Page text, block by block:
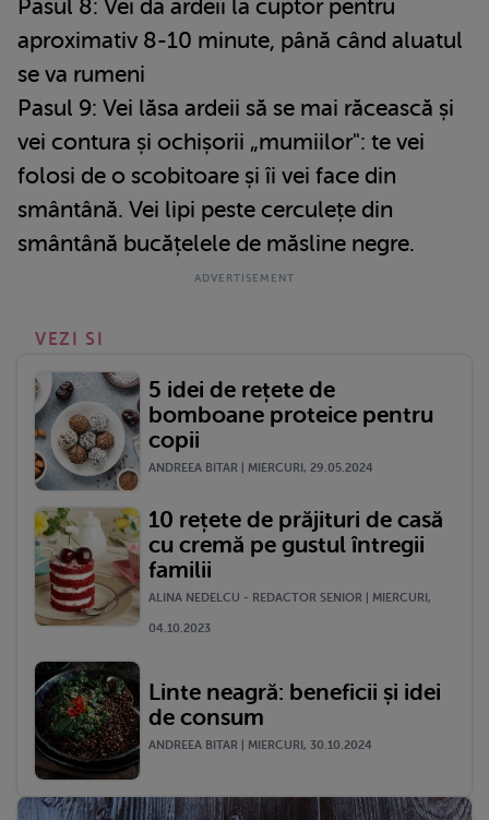
Pasul 8: Vei da ardeii la cuptor pentru
aproximativ 8-10 minute, până când aluatul
se va rumeni
Pasul 9: Vei lăsa ardeii să se mai răcească și
vei contura și ochișorii „mumiilor": te vei
folosi de o scobitoare și îi vei face din
smântână. Vei lipi peste cerculețe din
smântână bucățelele de măsline negre.
VEZI SI
5 idei de rețete de
bomboane proteice pentru
copii
ANDREEA BITAR | MIERCURI, 29.05.2024
10 rețete de prăjituri de casă
cu cremă pe gustul întregii
familii
ALINA NEDELCU - REDACTOR SENIOR | MIERCURI,
04.10.2023
Linte neagră: beneficii și idei
de consum
ANDREEA BITAR | MIERCURI, 30.10.2024